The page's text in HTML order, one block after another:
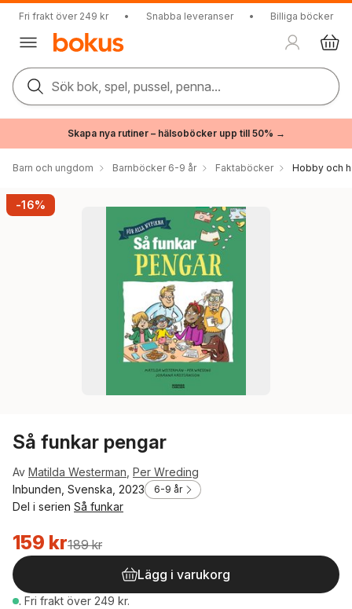
Fri frakt över 249 kr • Snabba leveranser • Billiga böcker
Sök bok, spel, pussel, penna...
Skapa nya rutiner – hälsoböcker upp till 50% →
Barn och ungdom Barnböcker 6-9 år Faktaböcker Hobby och
-16%
Så funkar pengar
Av Matilda Westerman Per Wreding
Inbunden, Svenska, 2023
6-9 år
Del i serien Så funkar
159 kr189 kr
Lägg i varukorg
. Fri frakt över 249 kr.